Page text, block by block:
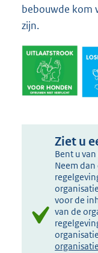
bebouwde kom
zijn.
Ziet u
Bent u
Neem
voor de
van de